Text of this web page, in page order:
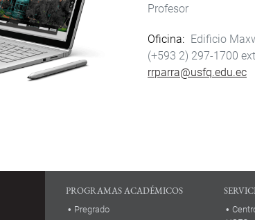
Profesor
Oficina
Edificio
(+593 2) 297-1700
rrparra@usfq.edu.ec
PROGRAMAS ACADÉMICOS
Pregrado